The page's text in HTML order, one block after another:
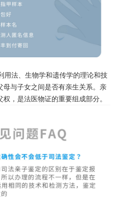
用法、生物学和遗传学的理论和技
母与子女之间是否有亲生关系。亲
，是法医物证的重要组成部分。